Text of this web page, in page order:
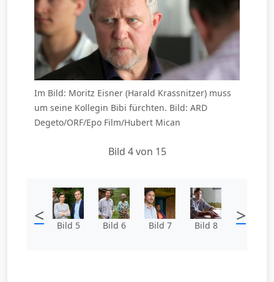
Im Bild: Moritz Eisner (Harald Krassnitzer) muss
um seine Kollegin Bibi fürchten. Bild: ARD
Degeto/ORF/Epo Film/Hubert Mican
Bild 4 von 15
< Bild 5 Bild 6 Bild 7 Bild 8 >